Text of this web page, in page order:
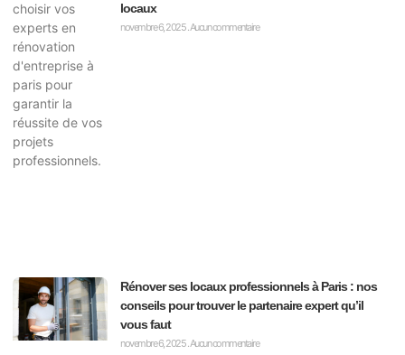
locaux
novembre 6, 2025Aucun commentaire
Rénover ses locaux professionnels à Paris : nos
conseils pour trouver le partenaire expert qu’il
vous faut
novembre 6, 2025Aucun commentaire